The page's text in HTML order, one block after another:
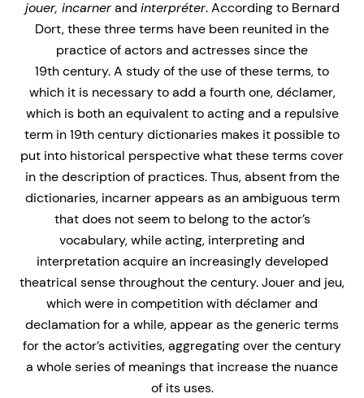
jouer, incarnerand interpréter. According to Bernard
Dort, these three terms have been reunited in the
practice of actors and actresses since the
19th century. A study of the use of these terms, to
which it is necessary to add a fourth one, déclamer,
which is both an equivalent to acting and a repulsive
term in 19th century dictionaries makes it possible to
put into historical perspective what these terms cover
in the description of practices. Thus, absent from the
dictionaries, incarner appears as an ambiguous term
that does not seem to belong to the actor’s
vocabulary, while acting, interpreting and
interpretation acquire an increasingly developed
theatrical sense throughout the century. Jouer and jeu,
which were in competition with déclamer and
declamation for a while, appear as the generic terms
for the actor’s activities, aggregating over the century
a whole series of meanings that increase the nuance
of its uses.